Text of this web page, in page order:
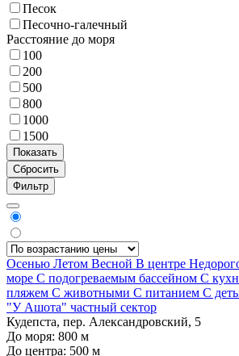
Песок
Песочно-галечный
Расстояние до моря
100
200
500
800
1000
1500
Фильтр
Осенью Летом Весной В центре
море С подогреваемым бассейном С
пляжем С животными С питанием С
"У Ашота" частный сектор
Кудепста, пер. Александровский, 5
До моря: 800 м
До центра: 500 м